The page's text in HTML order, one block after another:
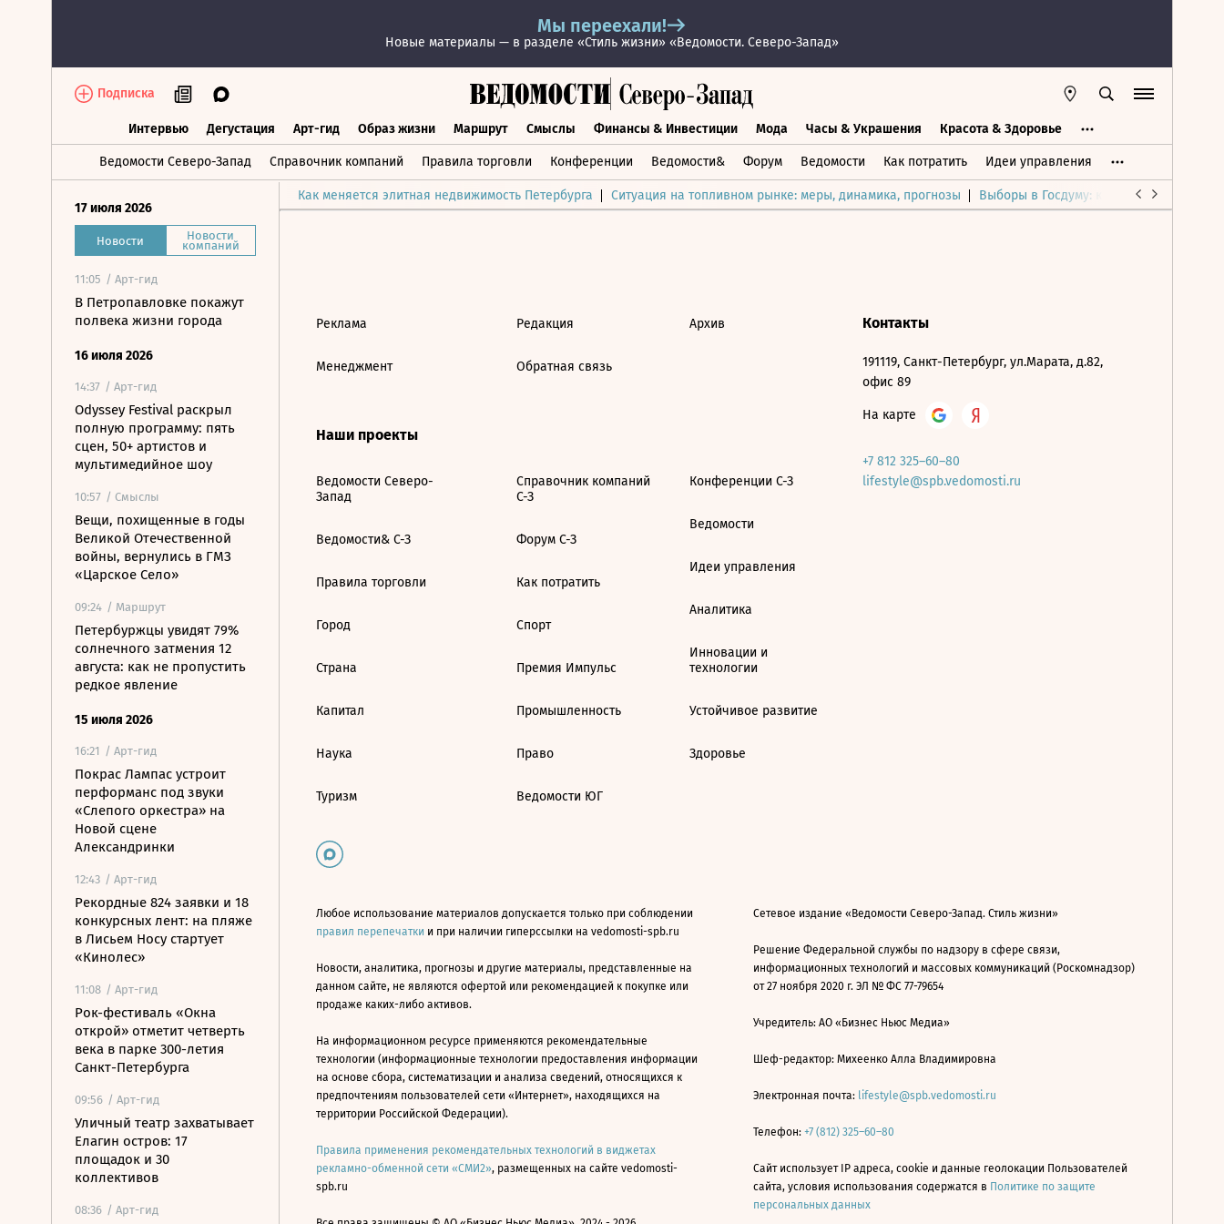
Мы переехали!
Новые материалы — в разделе «Стиль жизни» «Ведомости. Северо-Запад»
Подписка
Интервью Дегустация Арт-гид Образ жизни Маршрут Смыслы Финансы & Инвестиции Мода Часы & Украшения Красота & Здоровье
Ведомости Северо-Запад Справочник компаний Правила торговли Конференции Ведомости& Форум Ведомости Как потратить Идеи управления
Интервью Дегустация Арт-гид Образ жизни Маршрут Смыслы Финансы & Инвестиции Мода Часы & Украшения Дом & Интерьер
Как меняется элитная недвижимость Петербурга Ситуация на топливном рынке: меры, динамика, прогнозы
Выборы в Госдуму: каким был и будет
17 июля 2026
Новости Новости
компаний
11:05 / Арт-гид
В Петропавловке покажут
полвека жизни города
16 июля 2026
14:37 / Арт-гид
Odyssey Festival раскрыл
полную программу: пять
сцен, 50+ артистов и
мультимедийное шоу
10:57 / Смыслы
Вещи, похищенные в годы
Великой Отечественной
войны, вернулись в ГМЗ
«Царское Село»
09:24 / Маршрут
Петербуржцы увидят 79%
солнечного затмения 12
августа: как не пропустить
редкое явление
15 июля 2026
16:21 / Арт-гид
Покрас Лампас устроит
перформанс под звуки
«Слепого оркестра» на
Новой сцене
Александринки
12:43 / Арт-гид
Рекордные 824 заявки и 18
конкурсных лент: на пляже
в Лисьем Носу стартует
«Кинолес»
11:08 / Арт-гид
Рок-фестиваль «Окна
открой» отметит четверть
века в парке 300-летия
Санкт-Петербурга
09:56 / Арт-гид
Уличный театр захватывает
Елагин остров: 17
площадок и 30
коллективов
08:36 / Арт-гид
Реклама
Менеджмент
Редакция
Обратная связь
Архив
Наши проекты
Ведомости Северо-
Запад
Ведомости& С-З
Правила торговли
Город
Страна
Капитал
Наука
Туризм
Справочник компаний
С-З
Форум С-З
Как потратить
Спорт
Премия Импульс
Промышленность
Право
Ведомости ЮГ
Конференции С-З
Ведомости
Идеи управления
Аналитика
Инновации и
технологии
Устойчивое развитие
Здоровье
Контакты
191119, Санкт-Петербург, ул.Марата, д.82,
офис 89
На карте
+7 812 325–60–80
lifestyle@spb.vedomosti.ru
Любое использование материалов допускается только при соблюдении
правил перепечатки и при наличии гиперссылки на vedomosti-spb.ru
Новости, аналитика, прогнозы и другие материалы, представленные на
данном сайте, не являются офертой или рекомендацией к покупке или
продаже каких-либо активов.
На информационном ресурсе применяются рекомендательные
технологии (информационные технологии предоставления информации
на основе сбора, систематизации и анализа сведений, относящихся к
предпочтениям пользователей сети «Интернет», находящихся на
территории Российской Федерации).
Правила применения рекомендательных технологий в виджетах
рекламно-обменной сети «СМИ2», размещенных на сайте vedomosti-
spb.ru
Сетевое издание «Ведомости Северо-Запад. Стиль жизни»
Решение Федеральной службы по надзору в сфере связи,
информационных технологий и массовых коммуникаций (Роскомнадзор)
от 27 ноября 2020 г. ЭЛ № ФС 77-79654
Учредитель: АО «Бизнес Ньюс Медиа»
Шеф-редактор: Михеенко Алла Владимировна
Электронная почта: lifestyle@spb.vedomosti.ru
Телефон: +7 (812) 325–60–80
Сайт использует IP адреса, cookie и данные геолокации Пользователей
сайта, условия использования содержатся в Политике по защите
персональных данных